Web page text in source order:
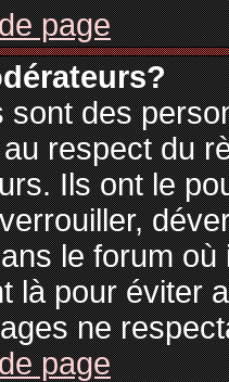
page
sont des
respect du
Ils ont le
le forum
là pour éviter
ne
page